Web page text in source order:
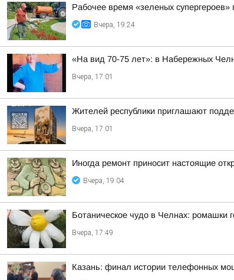
Рабочее время «зеленых супергероев»
Вчера, 19:24
«На вид 70-75 лет»: в Набережных
Вчера, 17:01
Жителей республики приглашают
Вчера, 17:01
Иногда ремонт приносит настоящие
Вчера, 19:04
Ботаническое чудо в Челнах: ромашки
Вчера, 17:49
Казань: финал истории телефонных